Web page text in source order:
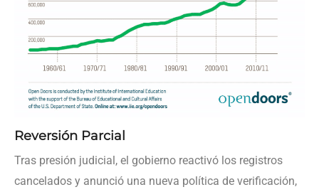
Reversión Parcial
Tras presión judicial, el gobierno reactivó los registros
cancelados y anunció una nueva política de verificación,